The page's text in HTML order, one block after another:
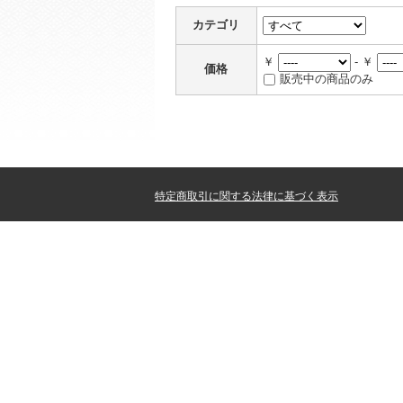
カテゴリ
価格
￥
- ￥
販売中の商品のみ
特定商取引に関する法律に基づく表示